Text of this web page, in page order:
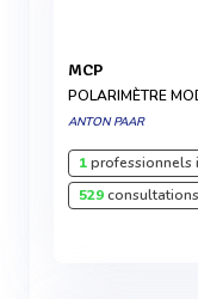
MCP
POLARIMÈTRE
ANTON PAAR
1professionnels
529